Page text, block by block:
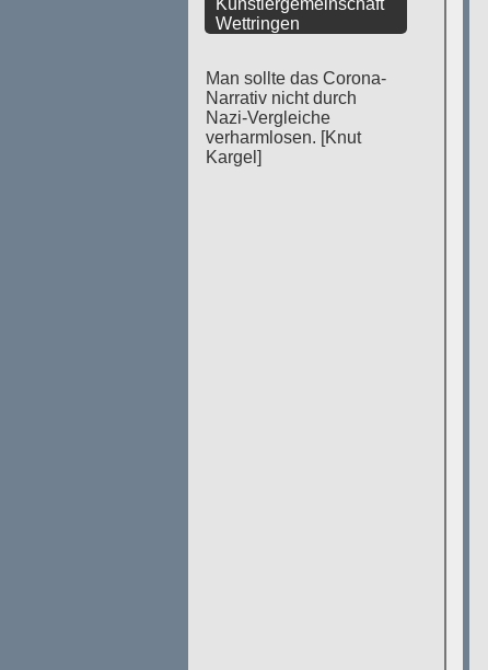
Künstlergemeinschaft
Wettringen
Man sollte das Corona-
Narrativ nicht durch
Nazi-Vergleiche
verharmlosen. [Knut
Kargel]